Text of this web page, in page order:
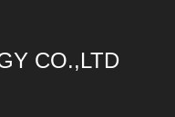
CO.,LTD